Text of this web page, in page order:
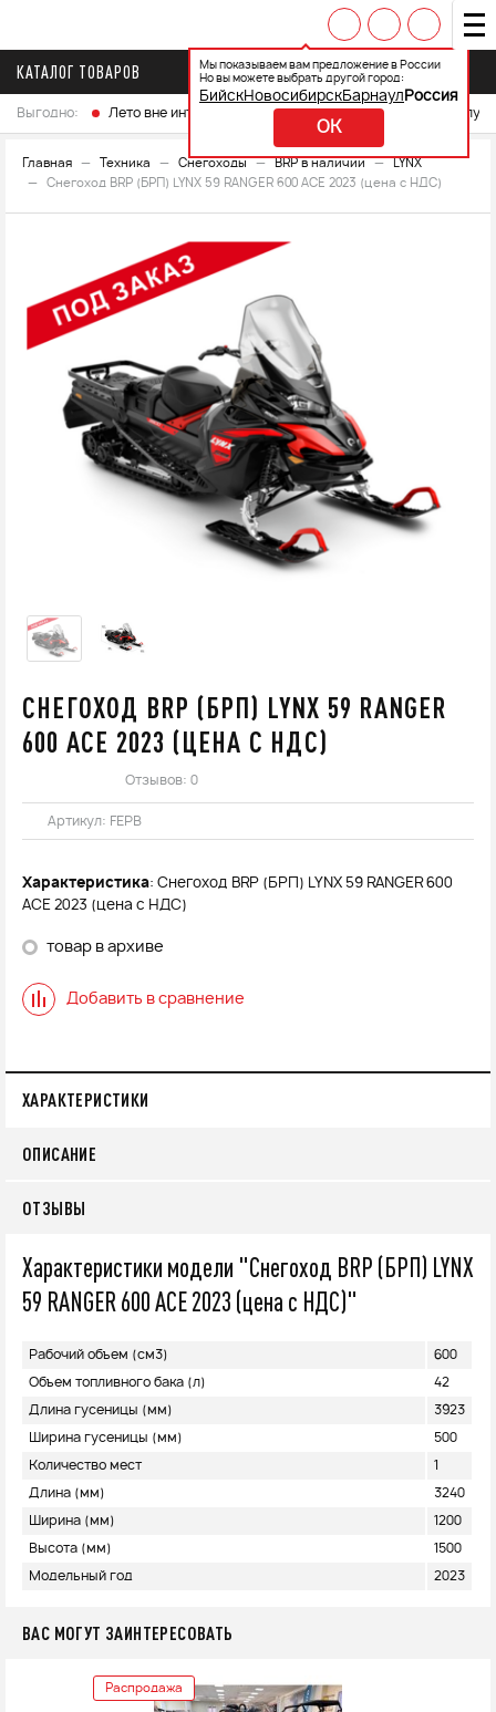
Мы показываем вам предложение в России
Но вы можете выбрать другой город:
БийскНовосибирскБарнаул Россия
OK
КАТАЛОГ ТОВАРОВ
Выгодно: Лето вне интренета Выберите свой мотоцикл и
Главная Техника Снегоходы BRP в наличии
LYNX
Снегоход BRP (БРП) LYNX 59 RANGER 600 ACE 2023 (цена с НДС)
СНЕГОХОД BRP (БРП) LYNX 59 RANGER
600 ACE 2023 (ЦЕНА С НДС)
Отзывов: 0
Артикул: FEPB
Характеристика: Снегоход BRP (БРП) LYNX 59 RANGER 600
ACE 2023 (цена с НДС)
товар в архиве
Добавить в сравнение
ХАРАКТЕРИСТИКИ
ОПИСАНИЕ
ОТЗЫВЫ
Характеристики модели "Снегоход BRP (БРП) LYNX
59 RANGER 600 ACE 2023 (цена с НДС)"
Рабочий объем (см3) 600
Объем топливного бака (л) 42
Длина гусеницы (мм) 3923
Ширина гусеницы (мм) 500
Количество мест 1
Длина (мм) 3240
Ширина (мм) 1200
Высота (мм) 1500
Модельный год 2023
ВАС МОГУТ ЗАИНТЕРЕСОВАТЬ
Распродажа